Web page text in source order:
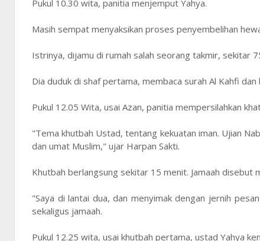
Pukul 10.30 wita, panitia menjemput Yahya.
Masih sempat menyaksikan proses penyembelihan
Istrinya, dijamu di rumah salah seorang takmir, sekitar
Dia duduk di shaf pertama, membaca surah Al Kahfi dan
Pukul 12.05 Wita, usai Azan, panitia mempersilahkan
"Tema khutbah Ustad, tentang kekuatan iman. Ujian
dan umat Muslim," ujar Harpan Sakti.
Khutbah berlangsung sekitar 15 menit. Jamaah disebut
"Saya di lantai dua, dan menyimak dengan jernih
sekaligus jamaah.
Pukul 12.25 wita, usai khutbah pertama, ustad Yahya